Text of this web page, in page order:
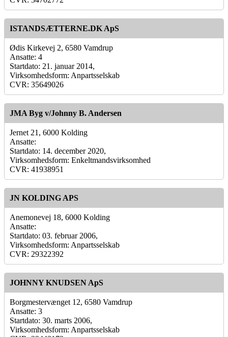
ISTANDSÆTTERNE.DK ApS
Ødis Kirkevej 2, 6580 Vamdrup
Ansatte: 4
Startdato: 21. januar 2014,
Virksomhedsform: Anpartsselskab
CVR: 35649026
JMA Byg v/Johnny B. Andersen
Jernet 21, 6000 Kolding
Ansatte:
Startdato: 14. december 2020,
Virksomhedsform: Enkeltmandsvirksomhed
CVR: 41938951
JN KOLDING APS
Anemonevej 18, 6000 Kolding
Ansatte:
Startdato: 03. februar 2006,
Virksomhedsform: Anpartsselskab
CVR: 29322392
JOHNNY KNUDSEN ApS
Borgmestervænget 12, 6580 Vamdrup
Ansatte: 3
Startdato: 30. marts 2006,
Virksomhedsform: Anpartsselskab